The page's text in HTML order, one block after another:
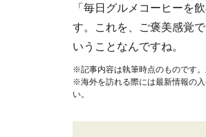
「毎日グルメコーヒーを
す。これを、ご褒美感覚
いうことなんですね。
※記事内容は執筆時点のものです。
※海外を訪れる際には最新情報の入
い。